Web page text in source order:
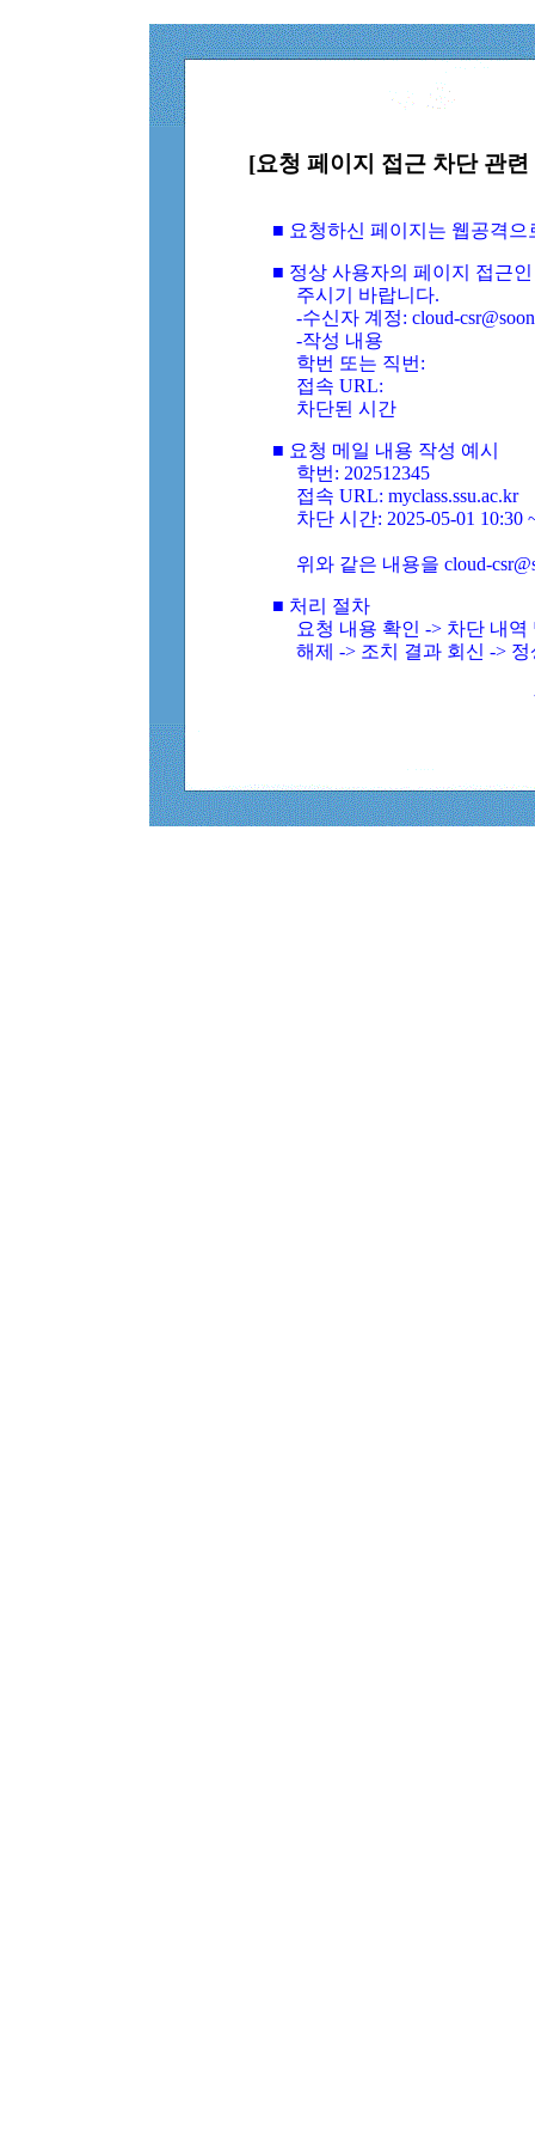
[요청 페이지 접근 차단 관
■ 요청하신 페이지는 웹공격
■ 정상 사용자의 페이지 접근
주시기 바랍니다.
-수신자 계정: cloud-
-작성 내용
학번 또는 직번:
접속 URL:
차단된 시간
■ 요청 메일 내용 작성 예시
학번: 202512345
접속 URL: myclass.ssu.ac.kr
차단 시간: 2025-05-01 10:30
위와 같은 내용을 cloud-
■ 처리 절차
요청 내용 확인 -> 차단 내
해제 -> 조치 결과 회신 ->